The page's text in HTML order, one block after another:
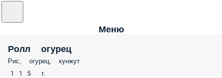
Меню
Ролл огурец
Рис, огурец, кунжут
115 г.